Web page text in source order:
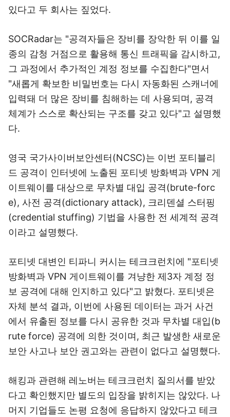
있다고 두 회사는 짚었다.
SOCRadar는 "공격자들은 장비를 장악한 뒤 이를 일
종의 감청 거점으로 활용해 통신 트래픽을 감시하고,
그 과정에서 추가적인 계정 정보를 수집한다"면서
"새롭게 확보한 비밀번호는 다시 자동화된 스캐너에
입력돼 더 많은 장비를 침해하는 데 사용되며, 공격
체계가 스스로 확산되는 구조를 갖고 있다"고 설명했
다.
영국 국가사이버보안센터(NCSC)는 이번 포티블리
드 공격이 인터넷에 노출된 포티넷 방화벽과 VPN 게
이트웨이를 대상으로 무차별 대입 공격(brute-forc
e), 사전 공격(dictionary attack), 크리덴셜 스터핑
(credential stuffing) 기법을 사용한 전 세계적 공격
이라고 설명했다.
포티넷 대변인 티파니 커시는 테크크런치에 "포티넷
방화벽과 VPN 게이트웨이를 겨냥한 제3자 계정 정
보 공격에 대해 인지하고 있다"고 밝혔다. 포티넷은
자체 분석 결과, 이번에 사용된 데이터는 과거 사건
에서 유출된 정보를 다시 공유한 것과 무차별 대입(b
rute force) 공격에 의한 것이며, 최근 발생한 새로운
보안 사고나 보안 권고와는 관련이 없다고 설명했다.
해킹과 관련해 레노버는 테크크런치 질의서를 받았
다고 확인했지만 별도의 입장을 밝히지는 않았다. 나
머지 기업들도 논평 요청에 응답하지 않았다고 테크